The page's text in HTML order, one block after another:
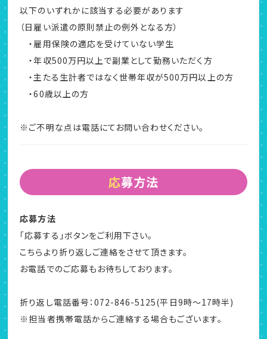
以下のいずれかに該当する必要があります
（日雇い派遣の原則禁止の例外となる方）
・雇用保険の適応を受けていない学生
・年収500万円以上で副業として勤務いただく方
・主たる生計者ではなく世帯年収が500万円以上の方
・60歳以上の方
※ご不明な点は電話にてお問い合わせください。
応募方法
応募方法
「応募する」ボタンをご利用下さい。
こちらより折り返しご連絡をさせて頂きます。
お電話でのご応募もお待ちしております。
折り返し電話番号：072-846-5125(平日9時～17時半)
※担当者携帯電話からご連絡する場合もございます。